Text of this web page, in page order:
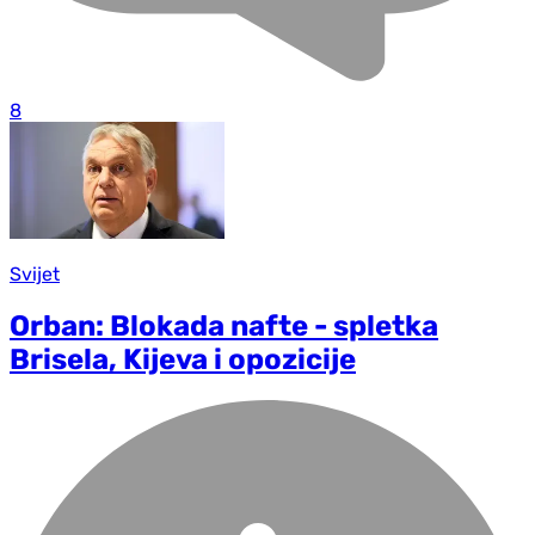
8
Svijet
Orban: Blokada nafte - spletka
Brisela, Kijeva i opozicije